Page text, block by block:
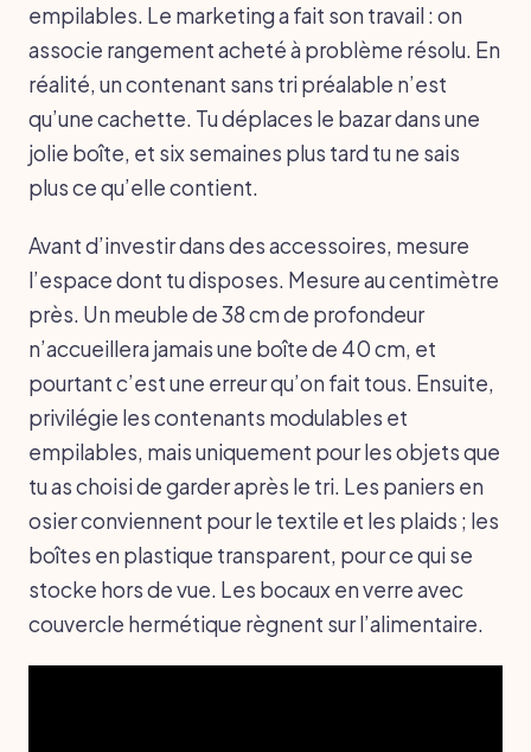
empilables. Le marketing a fait son travail : on
associe rangement acheté à problème résolu. En
réalité, un contenant sans tri préalable n’est
qu’une cachette. Tu déplaces le bazar dans une
jolie boîte, et six semaines plus tard tu ne sais
plus ce qu’elle contient.
Avant d’investir dans des accessoires, mesure
l’espace dont tu disposes. Mesure au centimètre
près. Un meuble de 38 cm de profondeur
n’accueillera jamais une boîte de 40 cm, et
pourtant c’est une erreur qu’on fait tous. Ensuite,
privilégie les contenants modulables et
empilables, mais uniquement pour les objets que
tu as choisi de garder après le tri. Les paniers en
osier conviennent pour le textile et les plaids ; les
boîtes en plastique transparent, pour ce qui se
stocke hors de vue. Les bocaux en verre avec
couvercle hermétique règnent sur l’alimentaire.